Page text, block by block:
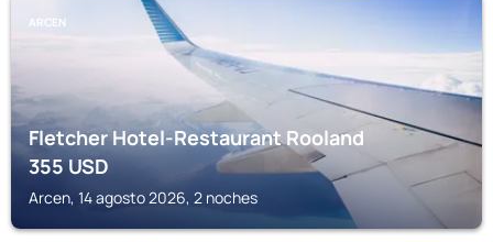
ARCEN
Fletcher Hotel-Restaurant Rooland
355USD
Arcen, 14 agosto 2026, 2 noches